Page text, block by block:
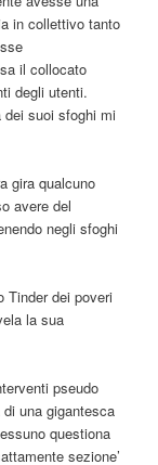
in collettivo tanto
il collocato
degli utenti.
dei suoi sfoghi mi
gira qualcuno
avere del
negli sfoghi
Tinder dei poveri
la sua
pseudo
una gigantesca
questiona
sezione’